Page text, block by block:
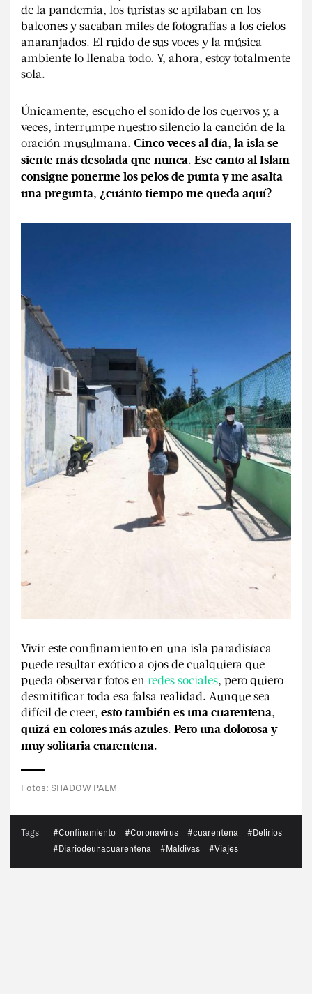
de la pandemia, los turistas se apilaban en los
balcones y sacaban miles de fotografías a los cielos
anaranjados. El ruido de sus voces y la música
ambiente lo llenaba todo. Y, ahora, estoy totalmente
sola.
Únicamente, escucho el sonido de los cuervos y, a
veces, interrumpe nuestro silencio la canción de la
oración musulmana. Cinco veces al día, la isla se
siente más desolada que nunca. Ese canto al Islam
consigue ponerme los pelos de punta y me asalta
una pregunta, ¿cuánto tiempo me queda aquí?
Vivir este confinamiento en una isla paradisíaca
puede resultar exótico a ojos de cualquiera que
pueda observar fotos en redes sociales, pero quiero
desmitificar toda esa falsa realidad. Aunque sea
difícil de creer, esto también es una cuarentena,
quizá en colores más azules. Pero una dolorosa y
muy solitaria cuarentena.
Fotos: SHADOW PALM
Tags #Confinamiento #Coronavirus #cuarentena
#Delirios
#Diariodeunacuarentena
#Maldivas #Viajes